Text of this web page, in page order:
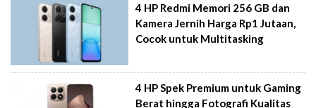
4 HP Redmi Memori 256 GB dan
Kamera Jernih Harga Rp1 Jutaan,
Cocok untuk Multitasking
4 HP Spek Premium untuk Gaming
Berat hingga Fotografi Kualitas